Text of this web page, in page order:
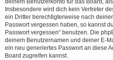
deinem Benutzerkonto für das Board,
Insbesondere wird dich kein Vertreter
ein Dritter berechtigterweise nach
Passwort vergessen haben, so kannst
Passwort vergessen“ benutzen. Die
deinem Benutzernamen und deiner E-
ein neu generiertes Passwort an diese
Board zugreifen kannst.